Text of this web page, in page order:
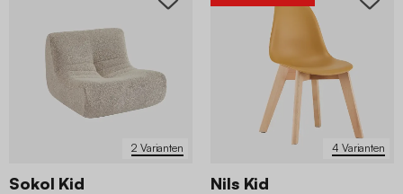
2 Varianten
Sokol Kid
4 Varianten
Nils Kid